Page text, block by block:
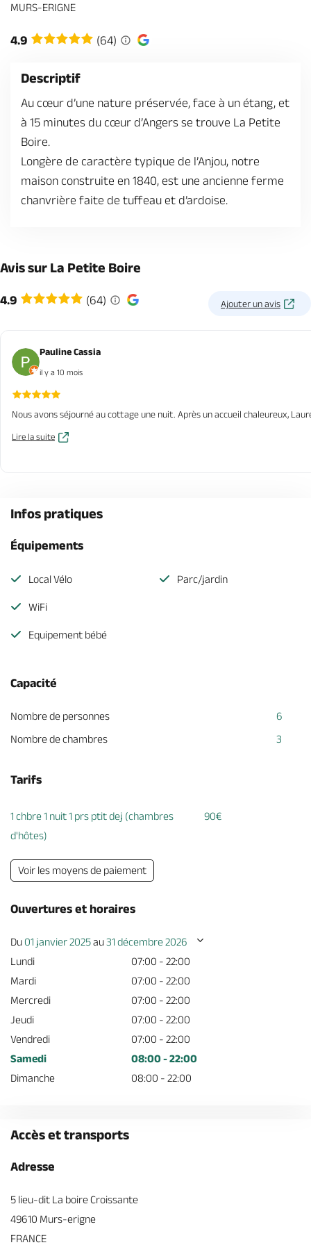
Billetterie en ligne
Brochures & Cartes Offices de tourisme Comment venir ? Ecrivez-nous
MURS-ERIGNE
4.9 (64)
Descriptif
Au cœur d’une nature préservée, face à un étang, et
à 15 minutes du cœur d’Angers se trouve La Petite
Boire.
Longère de caractère typique de l’Anjou, notre
maison construite en 1840, est une ancienne ferme
chanvrière faite de tuffeau et d’ardoise.
Avis sur La Petite Boire
4.9 (64) Ajouter un avis
Pauline Cassia
il y a 10 mois
Nous avons séjourné au cottage une nuit. Après un accueil chaleureux,
Lire la suite
Infos pratiques
Équipements
Local Vélo Parc/jardin
WiFi
Equipement bébé
Capacité
Nombre de personnes
6
Nombre de chambres
3
Tarifs
1 chbre 1 nuit 1 prs ptit dej (chambres
d'hôtes)
90€
Voir les moyens de paiement
Ouvertures et horaires
Du 01 janvier 2025au31 décembre 2026
Lundi
07:00 - 22:00
Mardi
07:00 - 22:00
Mercredi
07:00 - 22:00
Jeudi
07:00 - 22:00
Vendredi
07:00 - 22:00
Samedi
08:00 - 22:00
Dimanche
08:00 - 22:00
Accès et transports
Adresse
5 lieu-dit La boire Croissante
49610 Murs-erigne
FRANCE